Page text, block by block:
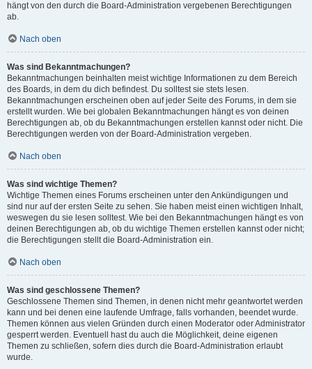
hängt von den durch die Board-Administration vergebenen Berechtigungen
ab.
Nach oben
Was sind Bekanntmachungen?
Bekanntmachungen beinhalten meist wichtige Informationen zu dem Bereich
des Boards, in dem du dich befindest. Du solltest sie stets lesen.
Bekanntmachungen erscheinen oben auf jeder Seite des Forums, in dem sie
erstellt wurden. Wie bei globalen Bekanntmachungen hängt es von deinen
Berechtigungen ab, ob du Bekanntmachungen erstellen kannst oder nicht. Die
Berechtigungen werden von der Board-Administration vergeben.
Nach oben
Was sind wichtige Themen?
Wichtige Themen eines Forums erscheinen unter den Ankündigungen und
sind nur auf der ersten Seite zu sehen. Sie haben meist einen wichtigen Inhalt,
weswegen du sie lesen solltest. Wie bei den Bekanntmachungen hängt es von
deinen Berechtigungen ab, ob du wichtige Themen erstellen kannst oder nicht;
die Berechtigungen stellt die Board-Administration ein.
Nach oben
Was sind geschlossene Themen?
Geschlossene Themen sind Themen, in denen nicht mehr geantwortet werden
kann und bei denen eine laufende Umfrage, falls vorhanden, beendet wurde.
Themen können aus vielen Gründen durch einen Moderator oder Administrator
gesperrt werden. Eventuell hast du auch die Möglichkeit, deine eigenen
Themen zu schließen, sofern dies durch die Board-Administration erlaubt
wurde.